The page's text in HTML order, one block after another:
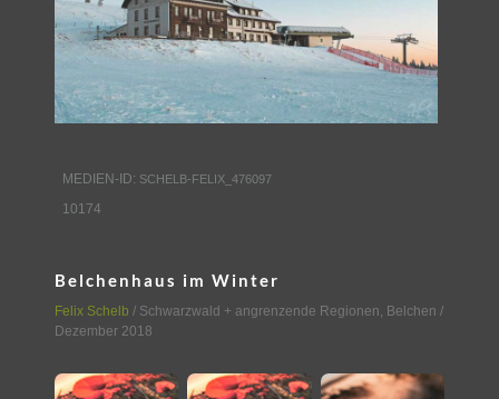
WIR DRUCKEN IHR BILD
AUSSTELLUNGEN
KONTAKT
MEDIEN-ID: SCHELB-FELIX_476097
10174
Belchenhaus im Winter
Felix Schelb / Schwarzwald + angrenzende Regionen, Belchen /
Dezember 2018